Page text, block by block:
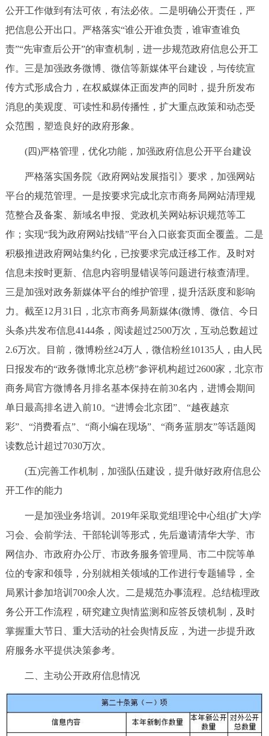
公开工作做到有法可依，有法必依。二是明确公开责任，严
把信息公开出口。严格落实“谁公开谁负责，谁审查谁负
责”“先审查后公开”的审查机制，进一步规范政府信息公开工
作。三是加强政务微博、微信等新媒体平台建设，与传统宣
传方式形成合力，在权威媒体正面发声的同时，提升所发布
消息的美观度、可读性和易传播性，扩大重点政策和动态受
众范围，塑造良好的政府形象。
(四)严格管理，优化功能，加强政府信息公开平台建设
严格落实国务院《政府网站发展指引》要求，加强网站
平台的规范管理。一是按要求完成北京市商务局网站清理规
范整合及备案、新域名申报、党政机关网站标识规范等工
作；实现“我为政府网站找错”平台入口嵌套页面全覆盖。二是
积极推进政府网站集约化，已按要求完成迁移工作。及时对
信息未按时更新、信息内容明显错误等问题进行核查清理。
三是加强对政务新媒体平台的维护管理，提升活跃度和影响
力。截至12月31日，北京市商务局新媒体(微博、微信、今日
头条)共发布信息4144条，阅读超过2500万次，互动总数超过
2.6万次。目前，微博粉丝24万人，微信粉丝10135人，由人民
日报发布的“政务微博北京总榜”参评机构超过2600家，北京市
商务局官方微博各月排名基本保持在前30名内，进博会期间
单日最高排名进入前10。“进博会北京团”、“越夜越京
彩”、“消费看点”、“商小编在现场”、“商务蓝朋友”等话题阅
读数总计超过7030万次。
(五)完善工作机制，加强队伍建设，提升做好政府信息公
开工作的能力
一是加强业务培训。2019年采取党组理论中心组(扩大)学
习会、会前学法、干部轮训等形式，先后邀请清华大学、市
网信办、市政府办公厅、市政务服务管理局、市二中院等单
位的专家和领导，分别就相关领域的工作进行专题辅导，全
局累计参加培训700余人次。二是规范办事流程。总结梳理政
务公开工作流程，研究建立舆情监测和应答反馈机制，及时
掌握重大节日、重大活动的社会舆情反应，为进一步提升政
府服务水平提供决策参考。
二、主动公开政府信息情况